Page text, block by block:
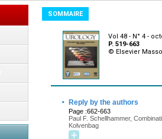
SOMMAIRE
Vol 48 - N° 4 -
P. 519-663
© Elsevier
· Reply by the authors
Page :662-663
Paul F. Schellhammer,
Kolvenbag